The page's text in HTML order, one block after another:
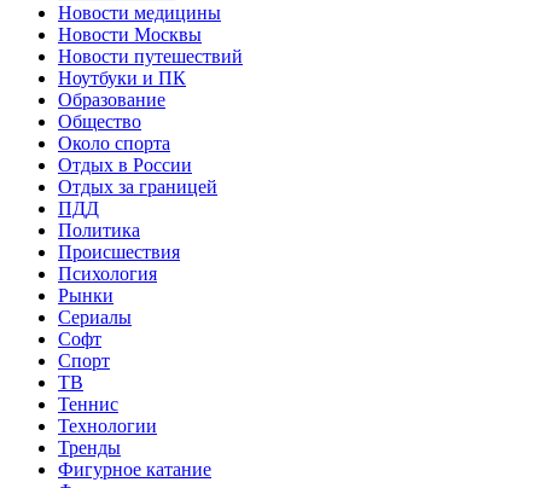
Новости медицины
Новости Москвы
Новости путешествий
Ноутбуки и ПК
Образование
Общество
Около спорта
Отдых в России
Отдых за границей
ПДД
Политика
Происшествия
Психология
Рынки
Сериалы
Софт
Спорт
ТВ
Теннис
Технологии
Тренды
Фигурное катание